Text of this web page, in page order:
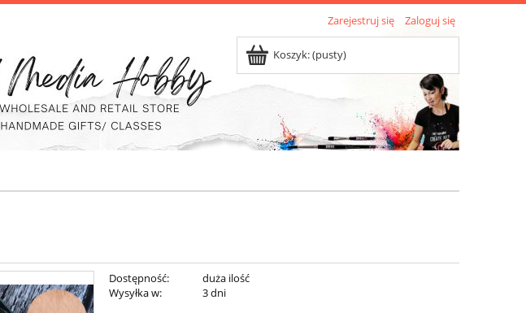
Zarejestruj się Zaloguj się
Koszyk:(pusty)
Dostępność:
duża ilość
Wysyłka w:
3 dni